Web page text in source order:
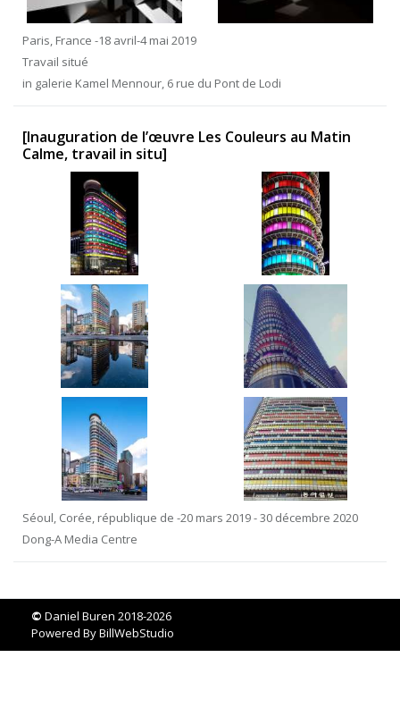
Paris, France -18 avril-4 mai 2019
Travail situé
in galerie Kamel Mennour, 6 rue du Pont de Lodi
[Inauguration de l’œuvre Les Couleurs au Matin
Calme, travail in situ]
Séoul, Corée, république de -20 mars 2019 - 30 décembre 2020
Dong-A Media Centre
© Daniel Buren 2018-2026
Powered ByBillWebStudio